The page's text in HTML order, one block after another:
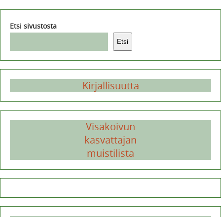
Etsi sivustosta
Etsi
Kirjallisuutta
Visakoivun
kasvattajan
muistilista